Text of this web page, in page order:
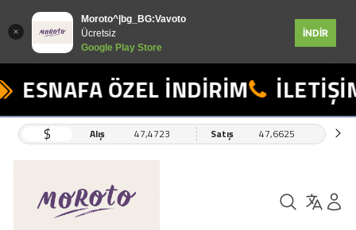
Moroto^|bg_BG:Vavoto
Ücretsiz
Google Play Store
İNDİR
ESNAFA ÖZEL İNDİRİM
$ Alış 47,4723 Satış 47,6625